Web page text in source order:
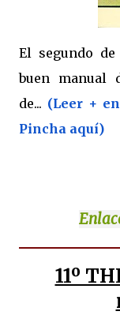
El segundo
buen manual
de... (Leer +
Pincha aquí)
11º